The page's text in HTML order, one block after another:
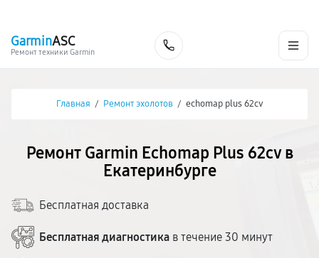
GarminASC
Ремонт техники Garmin
Главная / Ремонт эхолотов / echomap plus 62cv
Ремонт Garmin Echomap Plus 62cv в
Екатеринбурге
Бесплатная доставка
Бесплатная диагностика в течение 30 минут